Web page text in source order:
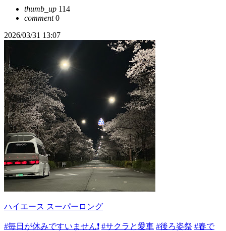
thumb_up 114
comment0
2026/03/31 13:07
ハイエース スーパーロング
#毎日が休みですいません❗️ #サクラと愛車 #後ろ姿祭 #春で